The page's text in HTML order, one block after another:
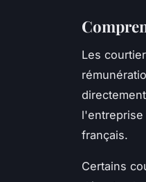
Les
l'entreprise
français.
Certains